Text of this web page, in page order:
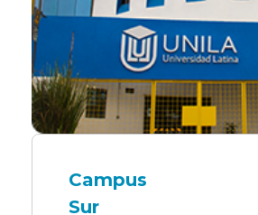
Campus
Sur